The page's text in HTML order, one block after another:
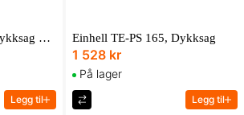
Bosch Batteridrevet dykksag BITURBO GKT 18V-52 GC Professional Solo i L-BOXX
Legg til
Einhell TE-PS 165, Dykksag
1 528 kr
På lager
Legg til